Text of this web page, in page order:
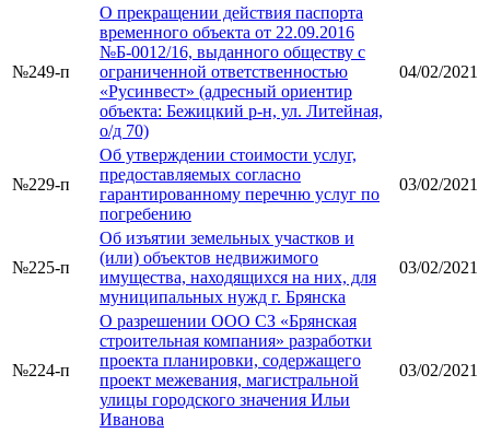
№249-п
О прекращении действия паспорта
временного объекта от 22.09.2016
№Б-0012/16, выданного обществу с
ограниченной ответственностью
«Русинвест» (адресный ориентир
объекта: Бежицкий р-н, ул. Литейная,
о/д 70)
04/02/2021
№229-п
Об утверждении стоимости услуг,
предоставляемых согласно
гарантированному перечню услуг по
погребению
03/02/2021
№225-п
Об изъятии земельных участков и
(или) объектов недвижимого
имущества, находящихся на них, для
муниципальных нужд г. Брянска
03/02/2021
№224-п
О разрешении ООО СЗ «Брянская
строительная компания» разработки
проекта планировки, содержащего
проект межевания, магистральной
улицы городского значения Ильи
Иванова
03/02/2021